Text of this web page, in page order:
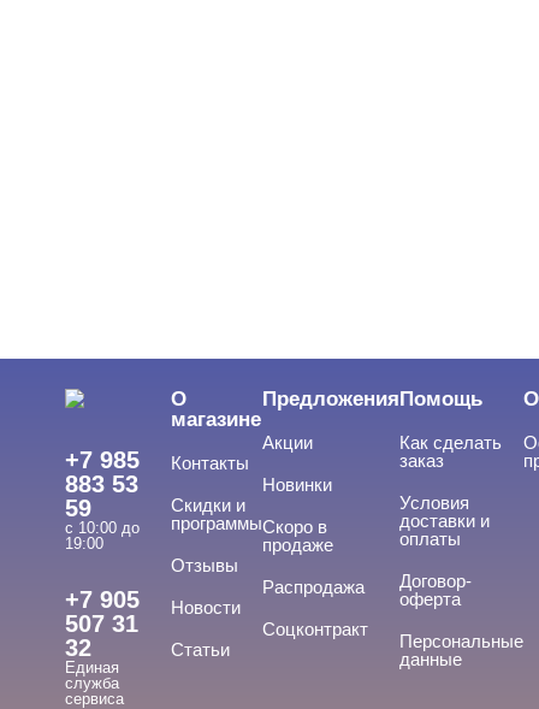
+7 985
883 53
59
с 10:00 до
19:00
+7 905
507 31
32
Единая
служба
сервиса
О
магазине
Контакты
Скидки и
программы
Отзывы
Новости
Статьи
Предложения
Акции
Новинки
Скоро в
продаже
Распродажа
Соцконтракт
Помощь
Как сделать
заказ
Условия
доставки и
оплаты
Договор-
оферта
Персональные
данные